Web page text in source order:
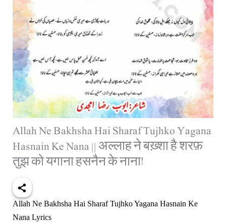
Allah Ne Bakhsha Hai Sharaf Tujhko Yagana
Hasnain Ke Nana || अल्लाह ने बख़्शा है शरफ़
तुझ को यगाना हसनैन के नाना!
Allah Ne Bakhsha Hai Sharaf Tujhko Yagana Hasnain Ke
Nana Lyrics